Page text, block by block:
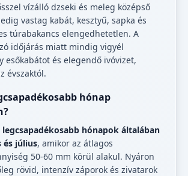
vízálló dzseki és meleg középső
vastag kabát, kesztyű, sapka és
túrabakancs elengedhetetlen. A
időjárás miatt mindig vigyél
esőkabátot és elegendő ivóvizet,
évszaktól.
hónap
legcsapadékosabb hónapok általában
és július, amikor az átlagos
50-60 mm körül alakul. Nyáron
rövid, intenzív záporok és zivatarok